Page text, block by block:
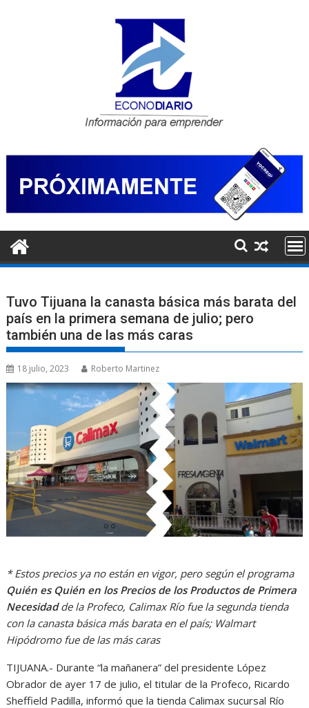
Tuvo Tijuana la canasta básica más barata del
país en la primera semana de julio; pero
también una de las más caras
18 julio, 2023 Roberto Martinez
* Estos precios ya no están en vigor, pero según el programa
Quién es Quién en los Precios de los Productos de Primera
Necesidad de la Profeco, Calimax Río fue la segunda tienda
con la canasta básica más barata en el país; Walmart
Hipódromo fue de las más caras
TIJUANA.- Durante “la mañanera” del presidente López
Obrador de ayer 17 de julio, el titular de la Profeco, Ricardo
Sheffield Padilla, informó que la tienda Calimax sucursal Río